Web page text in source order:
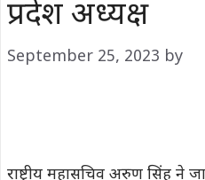
प्रदेश अध्यक्ष
September 25, 2023 by
राष्ट्रीय महासचिव अरुण सिंह ने